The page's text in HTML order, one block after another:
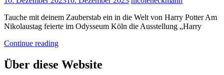
Tauche mit deinem Zauberstab ein in die Welt von Harry Potter Am
Nikolaustag feierte im Odysseum Köln die Ausstellung „Harry
Continue readingPremiere
Potter
Vision
Über diese Website